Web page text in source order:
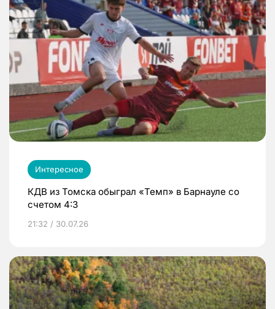
Интересное
КДВ из Томска обыграл «Темп» в Барнауле со
счетом 4:3
21:32 / 30.07.26